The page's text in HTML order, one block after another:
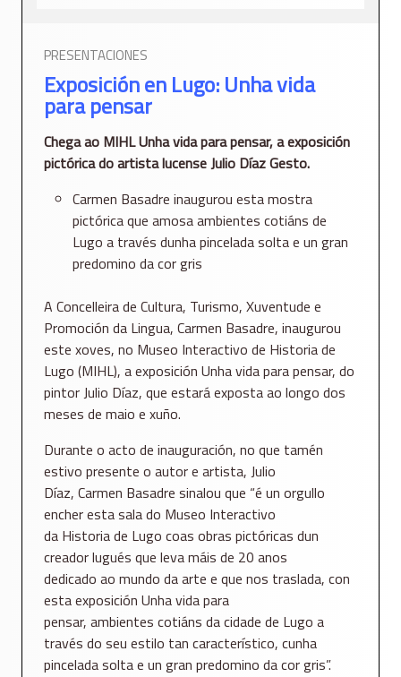
PRESENTACIONES
Exposición en Lugo: Unha vida
para pensar
Chega ao MIHL Unha vida para pensar, a exposición
pictórica do artista lucense Julio Díaz Gesto.
Carmen Basadre inaugurou esta mostra
pictórica que amosa ambientes cotiáns de
Lugo a través dunha pincelada solta e un gran
predomino da cor gris
A Concelleira de Cultura, Turismo, Xuventude e
Promoción da Lingua, Carmen Basadre, inaugurou
este xoves, no Museo Interactivo de Historia de
Lugo (MIHL), a exposición Unha vida para pensar, do
pintor Julio Díaz, que estará exposta ao longo dos
meses de maio e xuño.
Durante o acto de inauguración, no que tamén
estivo presente o autor e artista, Julio
Díaz, Carmen Basadre sinalou que “é un orgullo
encher esta sala do Museo Interactivo
da Historia de Lugo coas obras pictóricas dun
creador lugués que leva máis de 20 anos
dedicado ao mundo da arte e que nos traslada, con
esta exposición Unha vida para
pensar, ambientes cotiáns da cidade de Lugo a
través do seu estilo tan característico, cunha
pincelada solta e un gran predomino da cor gris”.